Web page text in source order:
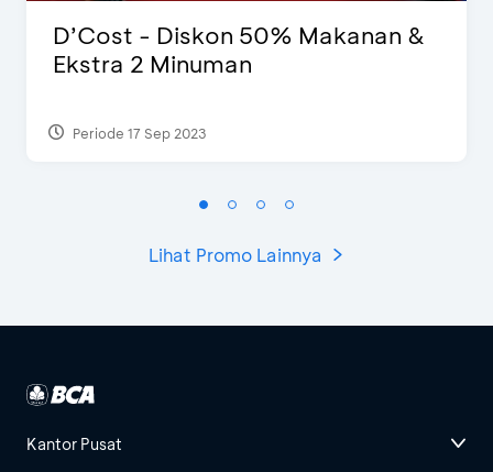
D’Cost - Diskon 50% Makanan &
Ekstra 2 Minuman
Periode 17 Sep 2023
Lihat Promo Lainnya
Kantor Pusat